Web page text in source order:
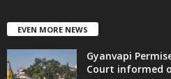
EVEN MORE NEWS
Gyanvapi
Court informed